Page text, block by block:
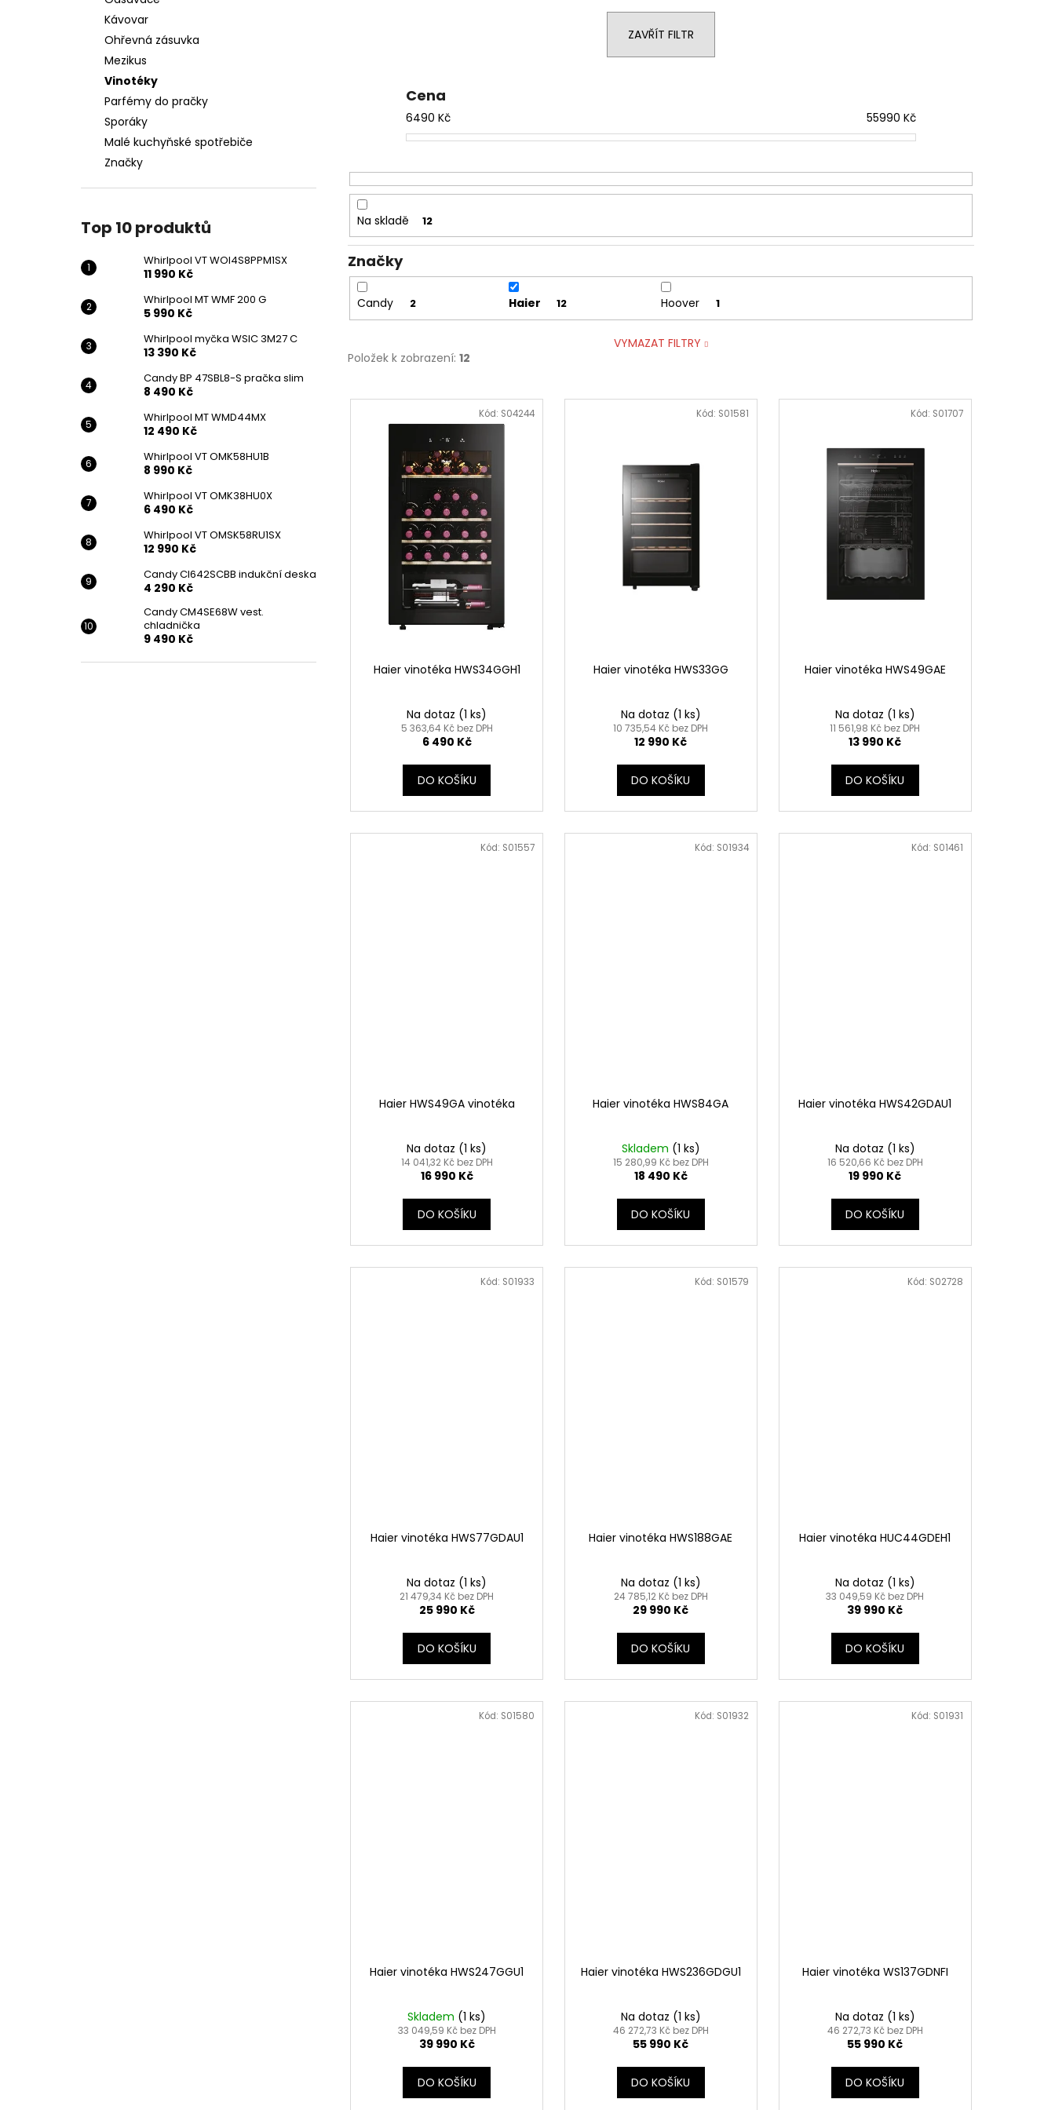
Kávovar
Ohřevná zásuvka
Mezikus
Vinotéky
Parfémy do pračky
Sporáky
Malé kuchyňské spotřebiče
Značky
Top 10 produktů
Whirlpool VT WOI4S8PPM1SX
11 990 Kč
Whirlpool MT WMF 200 G
5 990 Kč
Whirlpool myčka WSIC 3M27 C
13 390 Kč
Candy BP 47SBL8-S pračka slim
8 490 Kč
Whirlpool MT WMD44MX
12 490 Kč
Whirlpool VT OMK58HU1B
8 990 Kč
Whirlpool VT OMK38HU0X
6 490 Kč
Whirlpool VT OMSK58RU1SX
12 990 Kč
Candy CI642SCBB indukční deska
4 290 Kč
Candy CM4SE68W vest.
chladnička
9 490 Kč
k
t
ů
ZAVŘÍT FILTR
Cena
6490 Kč 55990 Kč
Na skladě 12
Značky
Candy 2 Haier 12 Hoover 1
VYMAZAT FILTRY
Položek k zobrazení: 12
V
Haier vinotéka HWS34GGH1
Na dotaz (1 ks)
5 363,64 Kč bez DPH
6 490 Kč
DO KOŠÍKU
Kód: S04244
Haier vinotéka HWS33GG
Na dotaz (1 ks)
10 735,54 Kč bez DPH
12 990 Kč
DO KOŠÍKU
Kód: S01581
Haier vinotéka HWS49GAE
Na dotaz (1 ks)
11 561,98 Kč bez DPH
13 990 Kč
DO KOŠÍKU
Kód: S01707
Haier HWS49GA vinotéka
Na dotaz (1 ks)
14 041,32 Kč bez DPH
16 990 Kč
DO KOŠÍKU
Kód: S01557
Haier vinotéka HWS84GA
Skladem (1 ks)
15 280,99 Kč bez DPH
18 490 Kč
DO KOŠÍKU
Kód: S01934
Haier vinotéka HWS42GDAU1
Na dotaz (1 ks)
16 520,66 Kč bez DPH
19 990 Kč
DO KOŠÍKU
Kód: S01461
Haier vinotéka HWS77GDAU1
Na dotaz (1 ks)
21 479,34 Kč bez DPH
25 990 Kč
DO KOŠÍKU
Kód: S01933
Haier vinotéka HWS188GAE
Na dotaz (1 ks)
24 785,12 Kč bez DPH
29 990 Kč
DO KOŠÍKU
Kód: S01579
Haier vinotéka HUC44GDEH1
Na dotaz (1 ks)
33 049,59 Kč bez DPH
39 990 Kč
DO KOŠÍKU
Kód: S02728
Haier vinotéka HWS247GGU1
Skladem (1 ks)
33 049,59 Kč bez DPH
39 990 Kč
DO KOŠÍKU
Kód: S01580
Haier vinotéka HWS236GDGU1
Na dotaz (1 ks)
46 272,73 Kč bez DPH
55 990 Kč
DO KOŠÍKU
Kód: S01932
Haier vinotéka WS137GDNFI
Na dotaz (1 ks)
46 272,73 Kč bez DPH
55 990 Kč
DO KOŠÍKU
Kód: S01931
WHIRLPOOL VT WOI4S8PPM1SX
11 990 Kč
13 390 Kč